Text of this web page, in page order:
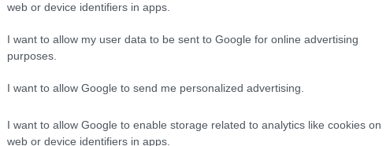
web or device identifiers in apps.
I want to allow my user data to be sent to Google for online advertising
purposes.
I want to allow Google to send me personalized advertising.
I want to allow Google to enable storage related to analytics like cookies on
web or device identifiers in apps.
címe:
id/6395361